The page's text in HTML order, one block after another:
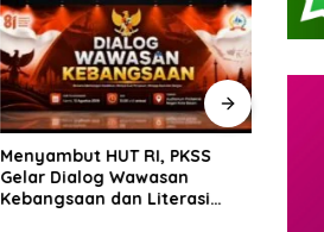
Menyambut HUT RI, PKSS
Gelar Dialog Wawasan
Kebangsaan dan Literasi